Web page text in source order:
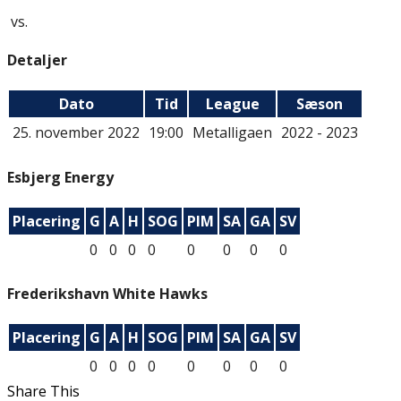
vs.
Detaljer
Dato Tid League
Sæson
25. november 2022 19:00 Metalligaen 2022 - 2023
Esbjerg Energy
Placering G A H SOG PIM SA GA SV
0
0 0 0 0 0 0 0
Frederikshavn White Hawks
Placering G A H SOG PIM SA GA SV
0
0 0 0 0 0 0
0
Share This